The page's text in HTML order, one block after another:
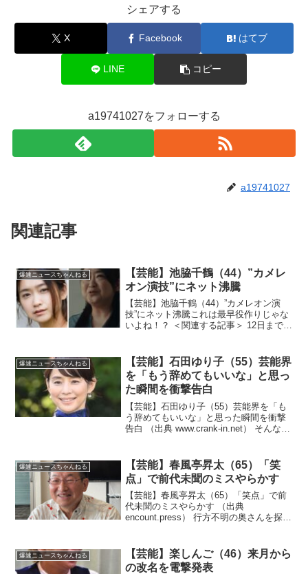
シェアする
X Facebook はてブ
LINE コピー
a19741027をフォローする
a19741027
関連記事
爆速ニュースちゃんねる
【芸能】池脇千鶴（44）”カメレ
オン演技”にネット沸騰
【芸能】池脇千鶴（44）”カメレオン演
技”にネット沸騰これは最早役作りじゃな
いよね！？ ＜関連する記事＞ 12日まで
た。同動画の冒頭に流れるのは、男女が
土手に隣同士で並...
爆速ニュースちゃんねる
【芸能】石田ゆり子（55）芸能界
を「もう辞めてもいいな」と思っ
た瞬間を衝撃告白
【芸能】石田ゆり子（55）芸能界を「も
う辞めてもいいな」と思った瞬間を衝撃
告白 （出典 www.crank-in.net） そんなこ
な」と思った瞬間を衝撃告白「真田広...
爆速ニュースちゃんねる
【芸能】春風亭昇太（65）「笑
点」で前代未聞のミスやらかす
【芸能】春風亭昇太（65）「笑点」で前
代未聞のミスやらかす （出典
encount.press） 行方不明の奥さんを探し
聞のミスやらかす 大喜利席からヤジ止
まらず「急...
爆速ニュースちゃんねる
【芸能】楽しんご（46）来月から
の改名を電撃発表